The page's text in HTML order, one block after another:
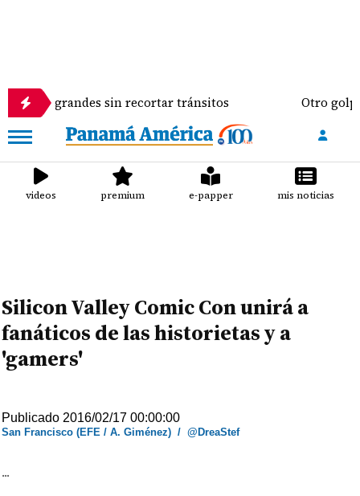
grandes sin recortar tránsitos Otro golpe
videos premium e-papper mis noticias
Silicon Valley Comic Con unirá a
fanáticos de las historietas y a
'gamers'
Publicado 2016/02/17 00:00:00
San Francisco (EFE / A. Giménez) /@DreaStef
...